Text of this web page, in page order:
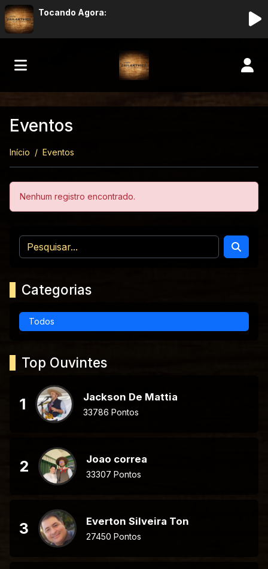
Tocando Agora:
Eventos
Início Eventos
Nenhum registro encontrado.
Categorias
Todos
Top Ouvintes
1 Jackson De Mattia
33786 Pontos
2 Joao correa
33307 Pontos
3 Everton Silveira Ton
27450 Pontos